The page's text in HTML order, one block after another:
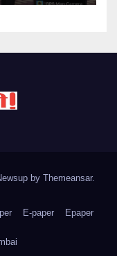
by Themeansar.
E-paper Epaper